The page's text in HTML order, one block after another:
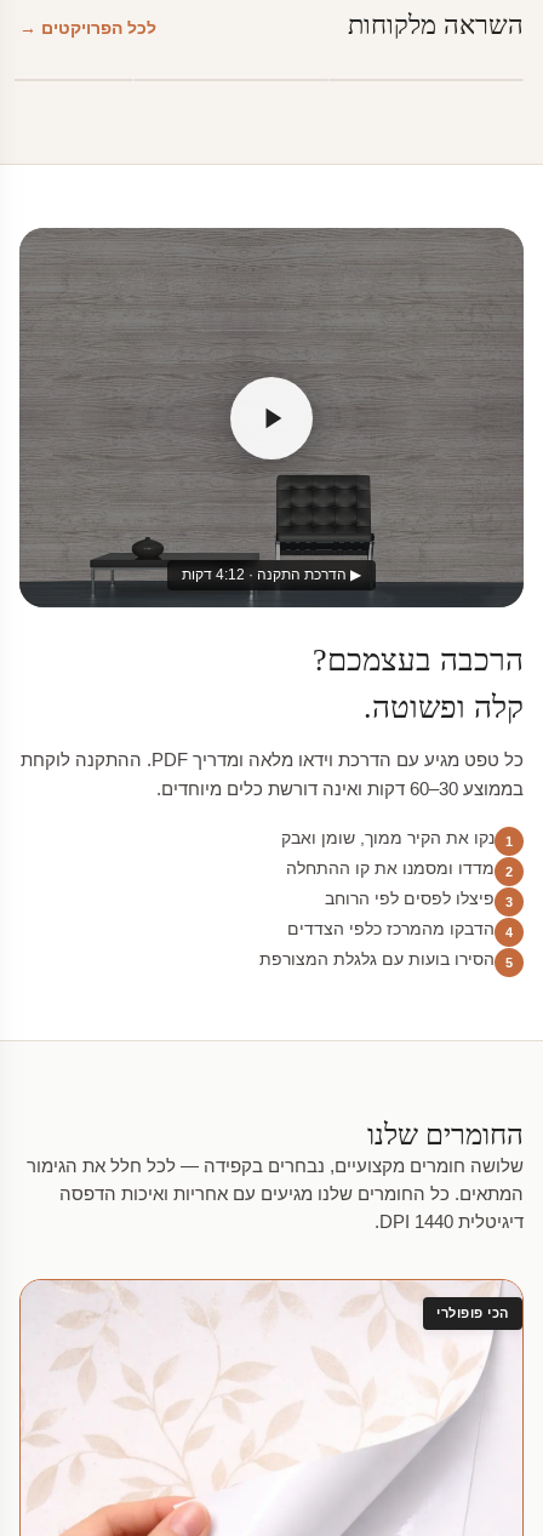
השראה מלקוחות לכל הפרויקטים →
▶ הדרכת התקנה · 4:12 דקות
הרכבה בעצמכם?
קלה ופשוטה.
כל טפט מגיע עם הדרכת וידאו מלאה ומדריך PDF. ההתקנה לוקחת
בממוצע 30–60 דקות ואינה דורשת כלים מיוחדים.
1 נקו את הקיר ממוך, שומן ואבק
2 מדדו ומסמנו את קו ההתחלה
3 פיצלו לפסים לפי הרוחב
4 הדבקו מהמרכז כלפי הצדדים
5 הסירו בועות עם גלגלת המצורפת
החומרים שלנו
שלושה חומרים מקצועיים, נבחרים בקפידה — לכל חלל את הגימור
המתאים. כל החומרים שלנו מגיעים עם אחריות ואיכות הדפסה
דיגיטלית 1440 DPI.
הכי פופולרי